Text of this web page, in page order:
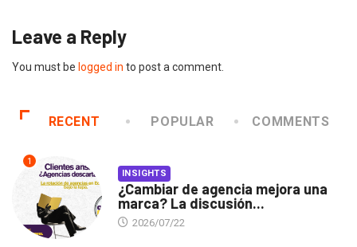
Leave a Reply
You must be logged in to post a comment.
RECENT POPULAR COMMENTS
1
INSIGHTS
¿Cambiar de agencia mejora una
marca? La discusión...
2026/07/22